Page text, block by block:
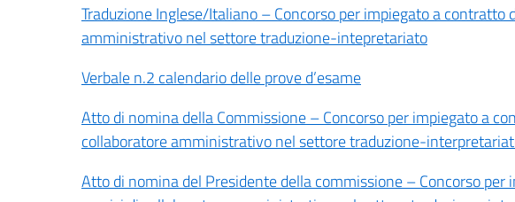
Traduzione Inglese/Italiano – Concorso per impiegato a contratto
amministrativo nel settore traduzione-intepretariato
Verbale n.2 calendario delle prove d’esame
Atto di nomina della Commissione – Concorso per impiegato a
collaboratore amministrativo nel settore traduzione-
Atto di nomina del Presidente della commissione – Concorso per